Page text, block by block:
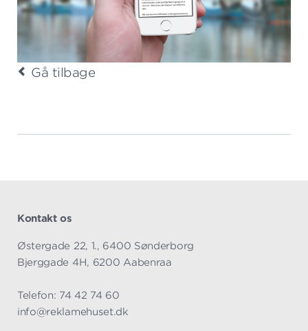
Gå tilbage
Kontakt os
Østergade 22, 1., 6400 Sønderborg
Bjerggade 4H, 6200 Aabenraa
Telefon: 74 42 74 60
info@reklamehuset.dk